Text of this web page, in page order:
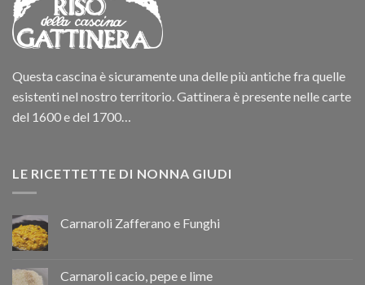
Questa cascina è sicuramente una delle più antiche fra quelle
esistenti nel nostro territorio. Gattinera è presente nelle carte
del 1600 e del 1700…
LE RICETTETTE DI NONNA GIUDI
Carnaroli Zafferano e Funghi
Carnaroli cacio, pepe e lime